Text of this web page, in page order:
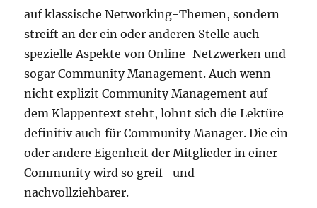
auf klassische Networking-Themen, sondern
streift an der ein oder anderen Stelle auch
spezielle Aspekte von Online-Netzwerken und
sogar Community Management. Auch wenn
nicht explizit Community Management auf
dem Klappentext steht, lohnt sich die Lektüre
definitiv auch für Community Manager. Die ein
oder andere Eigenheit der Mitglieder in einer
Community wird so greif- und
nachvollziehbarer.